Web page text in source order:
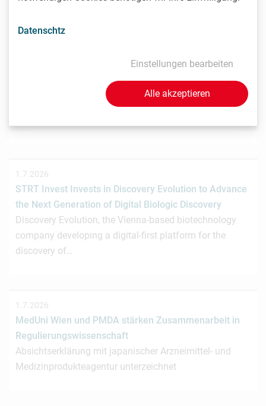
Wiener Biotech-Unternehmen nagene startet
Das Wiener Biotechnologieunternehmen nagene GmbH
hat gemeinsam mit der österreichischen
1.7.2026
STRT Invest Invests in Discovery Evolution to Advance
the Next Generation of Digital Biologic Discovery
Discovery Evolution, the Vienna-based biotechnology
company developing a digital-first platform for the
discovery of…
1.7.2026
MedUni Wien und PMDA stärken Zusammenarbeit in
Regulierungswissenschaft
Absichtserklärung mit japanischer Arzneimittel- und
Medizinprodukteagentur unterzeichnet
Datenschtz
Einstellungen bearbeiten
Alle akzeptieren